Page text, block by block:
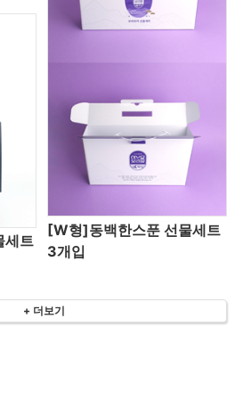
세트
[W형]동백한스푼 선물세트
3개입
+ 더보기